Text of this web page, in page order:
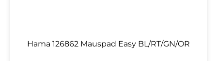
Hama 126862 Mauspad Easy BL/RT/GN/OR